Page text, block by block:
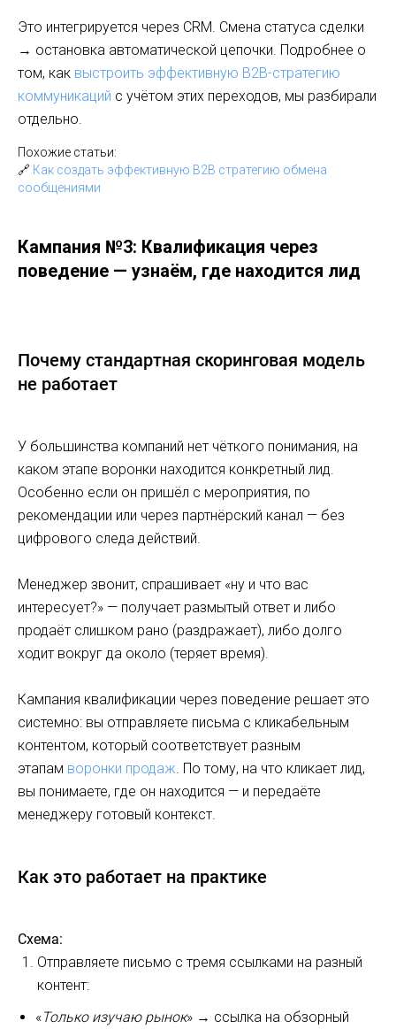
Это интегрируется через CRM. Смена статуса сделки
→ остановка автоматической цепочки. Подробнее о
том, как выстроить эффективную B2B-стратегию
коммуникаций с учётом этих переходов, мы разбирали
отдельно.
Похожие статьи:
🔗 Как создать эффективную B2B стратегию обмена
сообщениями
Кампания №3: Квалификация через
поведение — узнаём, где находится лид
Почему стандартная скоринговая модель
не работает
У большинства компаний нет чёткого понимания, на
каком этапе воронки находится конкретный лид.
Особенно если он пришёл с мероприятия, по
рекомендации или через партнёрский канал — без
цифрового следа действий.
Менеджер звонит, спрашивает «ну и что вас
интересует?» — получает размытый ответ и либо
продаёт слишком рано (раздражает), либо долго
ходит вокруг да около (теряет время).
Кампания квалификации через поведение решает это
системно: вы отправляете письма с кликабельным
контентом, который соответствует разным
этапам воронки продаж. По тому, на что кликает лид,
вы понимаете, где он находится — и передаёте
менеджеру готовый контекст.
Как это работает на практике
Схема:
Отправляете письмо с тремя ссылками на разный
контент:
«Только изучаю рынок» → ссылка на обзорный